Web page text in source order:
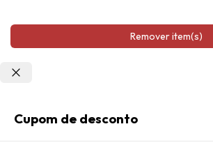
Entrar
localização
podem variar de acordo com a região
Não sei meu CEP
Remover item(s)
Cupom de desconto